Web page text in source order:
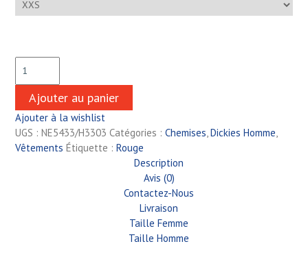
Ajouter au panier
Ajouter à la wishlist
UGS : NE5433/H3303 Catégories : Chemises,Dickies Homme,
Vêtements Étiquette : Rouge
Description
Avis (0)
Contactez-Nous
Livraison
Taille Femme
Taille Homme